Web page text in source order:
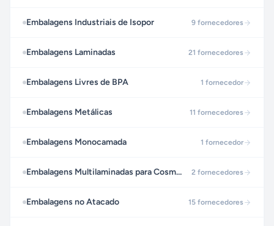
Embalagens Industriais de Isopor 9 fornecedores
Embalagens Laminadas 21 fornecedores
Embalagens Livres de BPA 1 fornecedor
Embalagens Metálicas 11 fornecedores
Embalagens Monocamada 1 fornecedor
Embalagens Multilaminadas para Cosméticos 2 fornecedores
Embalagens no Atacado 15 fornecedores